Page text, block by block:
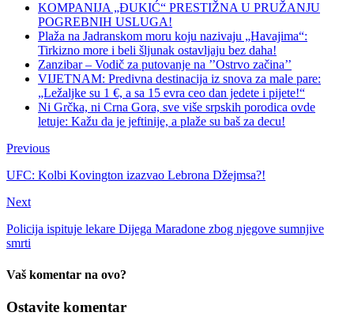
KOMPANIJA „ĐUKIĆ“ PRESTIŽNA U PRUŽANJU
POGREBNIH USLUGA!
Plaža na Jadranskom moru koju nazivaju „Havajima“:
Tirkizno more i beli šljunak ostavljaju bez daha!
Zanzibar – Vodič za putovanje na ’’Ostrvo začina’’
VIJETNAM: Predivna destinacija iz snova za male pare:
„Ležaljke su 1 €, a sa 15 evra ceo dan jedete i pijete!“
Ni Grčka, ni Crna Gora, sve više srpskih porodica ovde
letuje: Kažu da je jeftinije, a plaže su baš za decu!
Previous
UFC: Kolbi Kovington izazvao Lebrona Džejmsa?!
Next
Policija ispituje lekare Dijega Maradone zbog njegove sumnjive
smrti
Vaš komentar na ovo?
Ostavite komentar